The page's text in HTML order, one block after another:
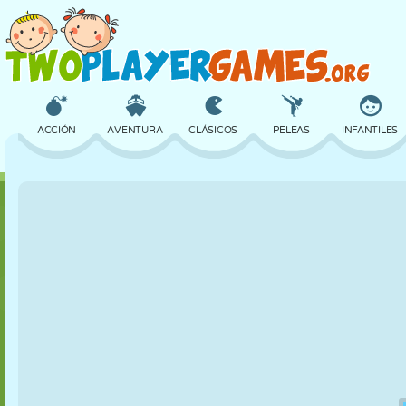
ACCIÓN AVENTURA CLÁSICOS PELEAS INFANTILES